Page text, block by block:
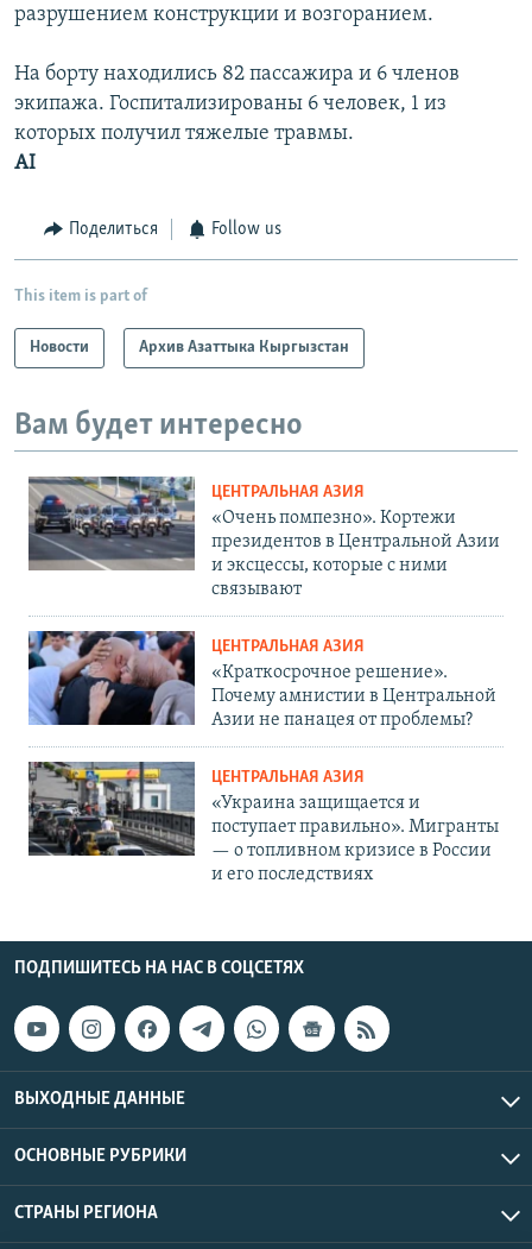
разрушением конструкции и возгоранием.
На борту находились 82 пассажира и 6 членов
экипажа. Госпитализированы 6 человек, 1 из
которых получил тяжелые травмы.
AI
Поделиться Follow us
This item is part of
Новости Архив Азаттыка Кыргызстан
Вам будет интересно
ЦЕНТРАЛЬНАЯ АЗИЯ
«Очень помпезно». Кортежи
президентов в Центральной Азии
и эксцессы, которые с ними
связывают
ЦЕНТРАЛЬНАЯ АЗИЯ
«Краткосрочное решение».
Почему амнистии в Центральной
Азии не панацея от проблемы?
ЦЕНТРАЛЬНАЯ АЗИЯ
«Украина защищается и
поступает правильно». Мигранты
— о топливном кризисе в России
и его последствиях
ПОДПИШИТЕСЬ НА НАС В СОЦСЕТЯХ
ВЫХОДНЫЕ ДАННЫЕ
ОСНОВНЫЕ РУБРИКИ
СТРАНЫ РЕГИОНА